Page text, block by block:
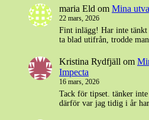
maria Eld om Mina
22 mars, 2026
Fint inlägg! Har inte tänkt
ta blad utifrån, trodde
Kristina Rydfjäll om
Impecta
16 mars, 2026
Tack för tipset. tänker
därför var jag tidig i år